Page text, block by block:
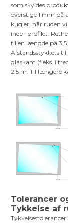
som skyldes
overstige 1 mm på
kugler, når ruden
inde i profilet.
til en længde på
Afstandsstykkets
glaskant (f.eks. i
2,5 m. Til længere
Tolerancer
Tykkelse af